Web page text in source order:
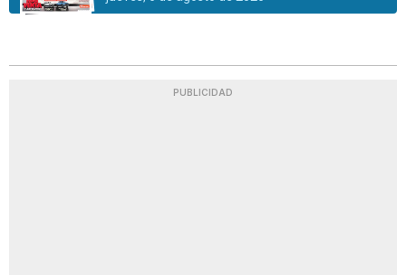
PUBLICIDAD